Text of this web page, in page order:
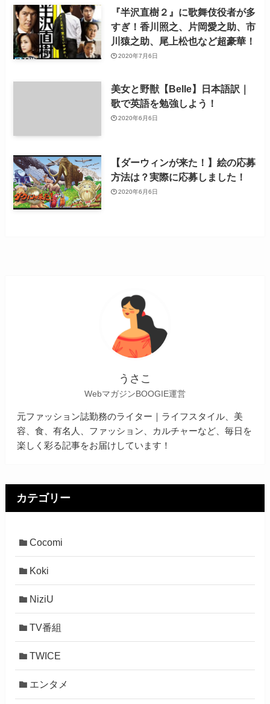
『半沢直樹２』に歌舞伎役者が多
すぎ！香川照之、片岡愛之助、市
川猿之助、尾上松也など超豪華！
2020年7月6日
美女と野獣【Belle】日本語訳｜
歌で英語を勉強しよう！
2020年6月6日
【ダーウィンが来た！】絵の応募
方法は？実際に応募しました！
2020年6月6日
うさこ
WebマガジンBOOGIE運営
元ファッション誌勤務のライター｜ライフスタイル、美
容、食、有名人、ファッション、カルチャーなど、毎日を
楽しく彩る記事をお届けしています！
カテゴリー
Cocomi
Koki
NiziU
TV番組
TWICE
エンタメ